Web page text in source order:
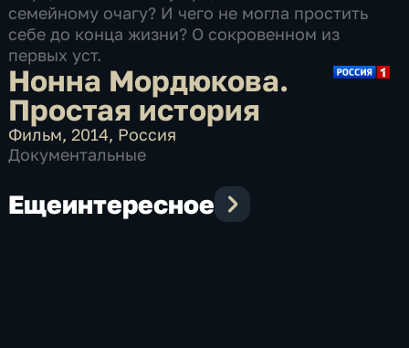
семейному очагу? И чего не могла простить
себе до конца жизни? О сокровенном из
первых уст.
Нонна Мордюкова.
Простая история
Фильм,2014, Россия
Документальные
Ещеинтересное